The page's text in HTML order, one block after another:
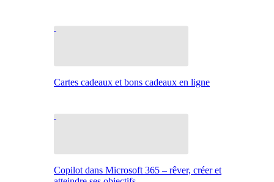
Cartes cadeaux et bons cadeaux en ligne
Copilot dans Microsoft 365 – rêver, créer et